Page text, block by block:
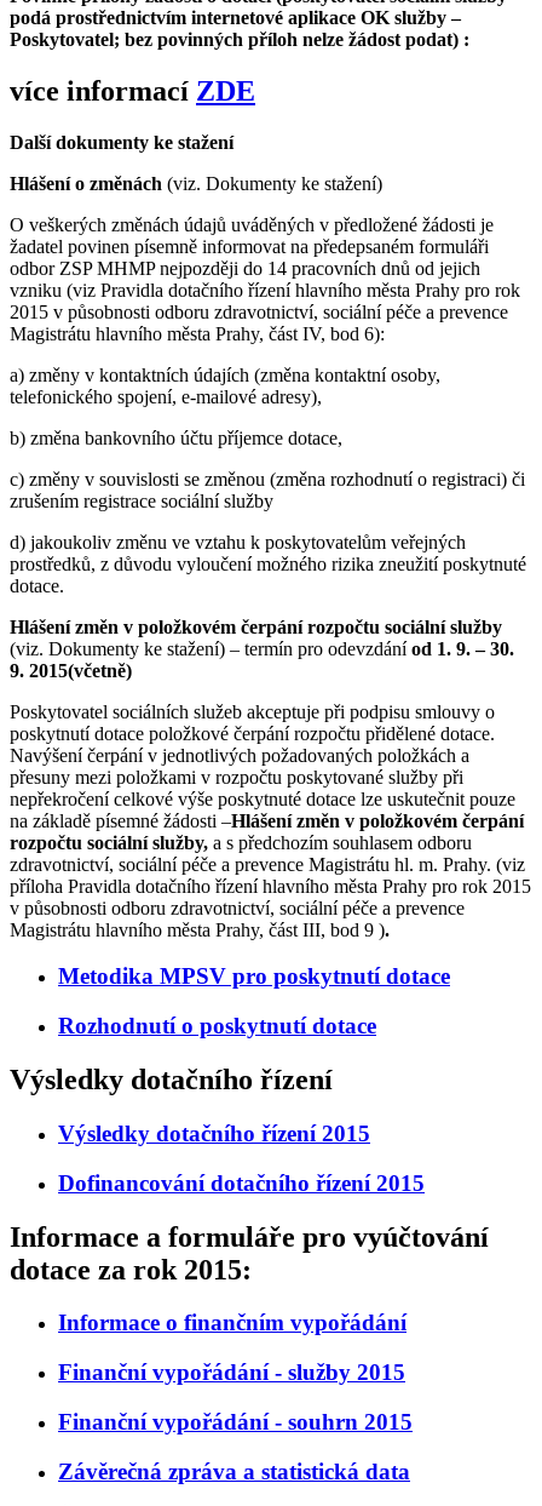
podá prostřednictvím internetové aplikace OK služby –
Poskytovatel; bez povinných příloh nelze žádost podat) :
více informací ZDE
Další dokumenty ke stažení
Hlášení o změnách (viz. Dokumenty ke stažení)
O veškerých změnách údajů uváděných v předložené žádosti je
žadatel povinen písemně informovat na předepsaném formuláři
odbor ZSP MHMP nejpozději do 14 pracovních dnů od jejich
vzniku (viz Pravidla dotačního řízení hlavního města Prahy pro rok
2015 v působnosti odboru zdravotnictví, sociální péče a prevence
Magistrátu hlavního města Prahy, část IV, bod 6):
a) změny v kontaktních údajích (změna kontaktní osoby,
telefonického spojení, e-mailové adresy),
b) změna bankovního účtu příjemce dotace,
c) změny v souvislosti se změnou (změna rozhodnutí o registraci) či
zrušením registrace sociální služby
d) jakoukoliv změnu ve vztahu k poskytovatelům veřejných
prostředků, z důvodu vyloučení možného rizika zneužití poskytnuté
dotace.
Hlášení změn v položkovém čerpání rozpočtu sociální služby
(viz. Dokumenty ke stažení) – termín pro odevzdáníod 1. 9. – 30.
9. 2015(včetně)
Poskytovatel sociálních služeb akceptuje při podpisu smlouvy o
poskytnutí dotace položkové čerpání rozpočtu přidělené dotace.
Navýšení čerpání v jednotlivých požadovaných položkách a
přesuny mezi položkami v rozpočtu poskytované služby při
nepřekročení celkové výše poskytnuté dotace lze uskutečnit pouze
na základě písemné žádosti –Hlášení změn v položkovém čerpání
rozpočtu sociální služby, a s předchozím souhlasem odboru
zdravotnictví, sociální péče a prevence Magistrátu hl. m. Prahy. (viz
příloha Pravidla dotačního řízení hlavního města Prahy pro rok 2015
v působnosti odboru zdravotnictví, sociální péče a prevence
Magistrátu hlavního města Prahy, část III, bod 9 ).
Metodika MPSV pro poskytnutí dotace
Rozhodnutí o poskytnutí dotace
Výsledky dotačního řízení
Výsledky dotačního řízení 2015
Dofinancování dotačního řízení 2015
Informace a formuláře pro vyúčtování
dotace za rok 2015:
Informace o finančním vypořádání
Finanční vypořádání - služby 2015
Finanční vypořádání - souhrn 2015
Závěrečná zpráva a statistická data